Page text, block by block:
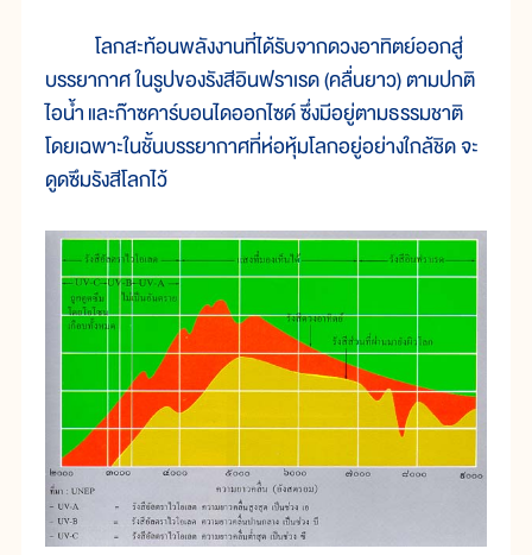
โลกสะท้อนพลังงานที่ได้รับจากดวงอาทิตย์ออกสู่
บรรยากาศ ในรูปของรังสีอินฟราเรด (คลื่นยาว) ตามปกติ
ไอน้ำ และก๊าซคาร์บอนไดออกไซด์ ซึ่งมีอยู่ตามธรรมชาติ
โดยเฉพาะในชั้นบรรยากาศที่ห่อหุ้มโลกอยู่อย่างใกล้ชิด จะ
ดูดซึมรังสีโลกไว้